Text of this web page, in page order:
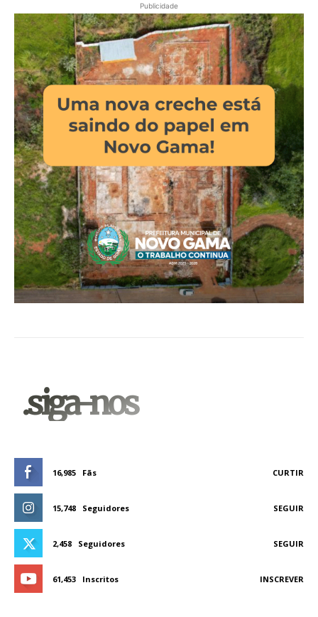
Publicidade
.siga-nos
16,985 Fãs CURTIR
15,748 Seguidores SEGUIR
2,458 Seguidores SEGUIR
61,453 Inscritos INSCREVER